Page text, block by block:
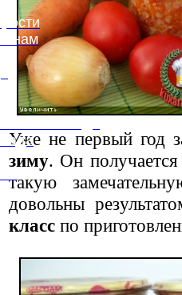
Уже не первый год
зиму. Он
такую
довольны
класс по